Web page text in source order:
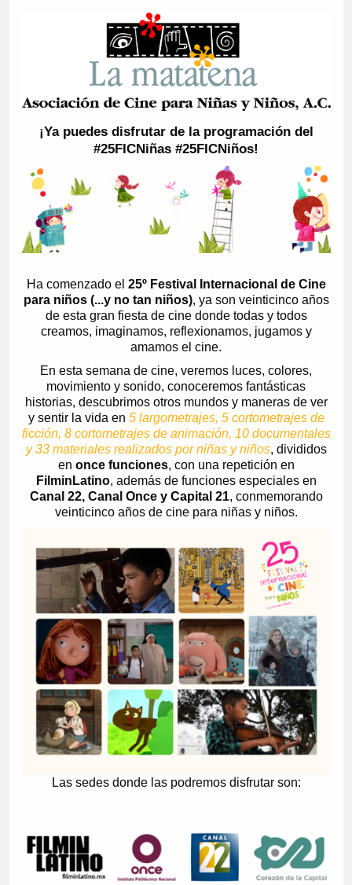
¡Ya puedes disfrutar de la programación del
#25FICNiñas #25FICNiños!
Ha comenzado el 25º Festival Internacional de Cine
para niños (...y no tan niños), ya son veinticinco años
de esta gran fiesta de cine donde todas y todos
creamos, imaginamos, reflexionamos, jugamos y
amamos el cine.
En esta semana de cine, veremos luces, colores,
movimiento y sonido, conoceremos fantásticas
historias, descubrimos otros mundos y maneras de ver
y sentir la vida en 5 largometrajes, 5 cortometrajes de
ficción, 8 cortometrajes de animación, 10 documentales
y 33 materiales realizados por niñas y niños, divididos
en once funciones, con una repetición en
FilminLatino, además de funciones especiales en
Canal 22, Canal Once y Capital 21, conmemorando
veinticinco años de cine para niñas y niños.
Las sedes donde las podremos disfrutar son: